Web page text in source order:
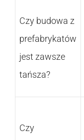
Czy budowa z
prefabrykatów
jest zawsze
tańsza?
Czy